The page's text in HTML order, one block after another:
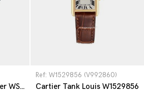
Cartier Pasha De Cartier WSPA0012
Ref: W1529856 (V992860)
Cartier Tank Louis W1529856